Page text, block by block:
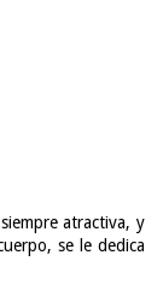
atractiva, y
se le dedica